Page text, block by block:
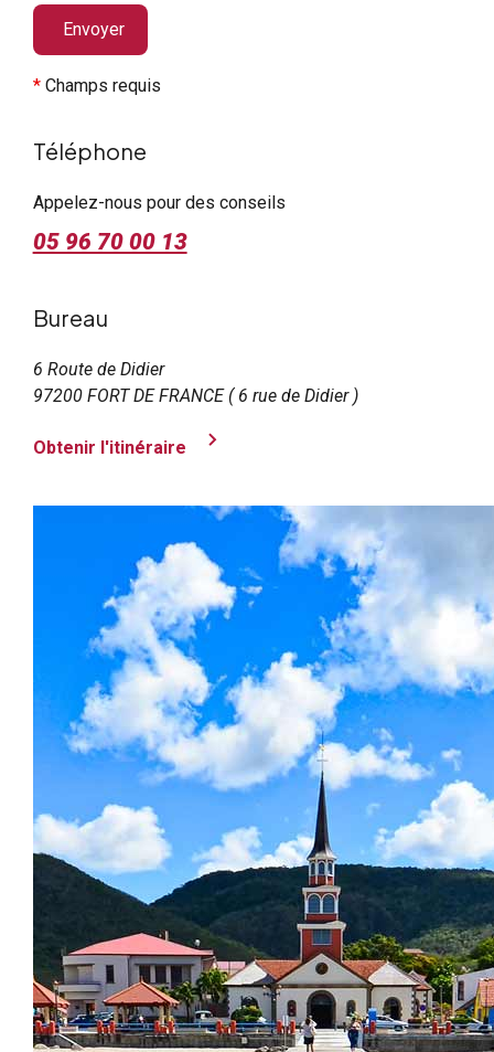
*Champs requis
Téléphone
Appelez-nous pour des conseils
05 96 70 00 13
Bureau
6 Route de Didier
97200 FORT DE FRANCE ( 6 rue de Didier )
Obtenir l'itinéraire